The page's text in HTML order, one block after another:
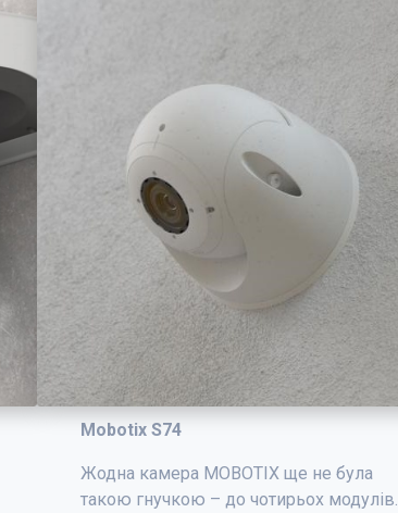
Mobotix S74
Жодна камера MOBOTIX ще не була
такою гнучкою – до чотирьох модулів.